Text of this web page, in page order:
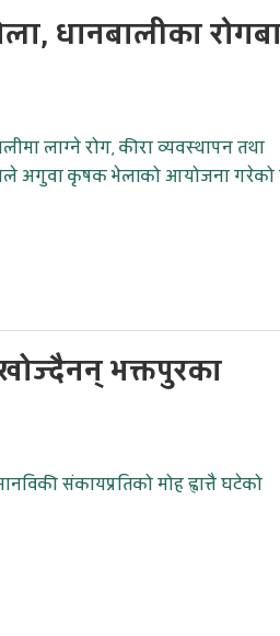
धानबालीका
लाग्ने रोग, कीरा व्यवस्थापन तथा
अगुवा कृषक भेलाको आयोजना
भक्तपुरका
संकायप्रतिको मोह ह्वात्तै घटेको